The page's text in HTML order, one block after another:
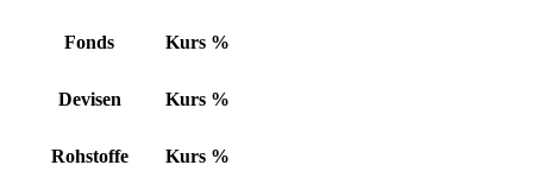
Fonds Kurs %
Devisen Kurs %
Rohstoffe Kurs %